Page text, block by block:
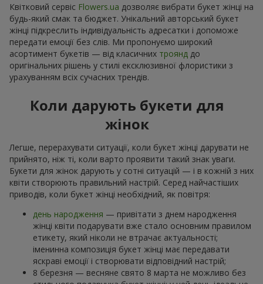
Квітковий сервіс Flowers.ua дозволяє вибрати букет жінці на
будь-який смак та бюджет. Унікальний авторський букет
жінці підкреслить індивідуальність адресатки і допоможе
передати емоції без слів. Ми пропонуємо широкий
асортимент букетів — від класичних троянд до
оригінальних рішень у стилі ексклюзивної флористики з
урахуванням всіх сучасних трендів.
Коли дарують букети для
жінок
Легше, перерахувати ситуації, коли букет жінці дарувати не
прийнято, ніж ті, коли варто проявити такий знак уваги.
Букети для жінок дарують у сотні ситуацій — і в кожній з них
квіти створюють правильний настрій. Серед найчастіших
приводів, коли букет жінці необхідний, як повітря:
день народження — привітати з днем народження
жінці квіти подарувати вже стало основним правилом
етикету, який ніколи не втрачає актуальності;
іменинна композиція букет жінці має передавати
яскраві емоції і створювати відповідний настрій;
8 березня — весняне свято 8 марта не можливо без